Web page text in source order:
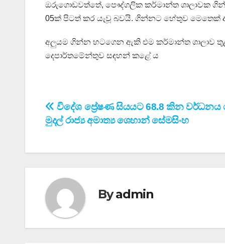
ඔරුගොඩවත්තේ, පෞද්ගලික කර්මාන්ත ශාලාවක
05ක් පිටත් කර යැවූ බවයි. ගින්නට හේතුව මෙතෙක්
අලුයම ගින්න හටගෙන ඇකි එම කර්මාන්ත ශාලාව
දෙපාර්තමේන්තුව සඳහන් කළේ ය
Post
navigation
විදේශ ප්‍රේෂණ සියයට 68.8 කින වර්ධනය
මුදල් රාජ්‍ය අමාත්‍ය ශෙහාන් සේමසිංහ
Byadmin